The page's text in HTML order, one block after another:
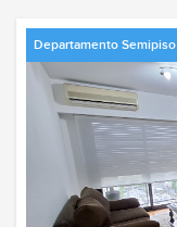
Departamento Semipiso